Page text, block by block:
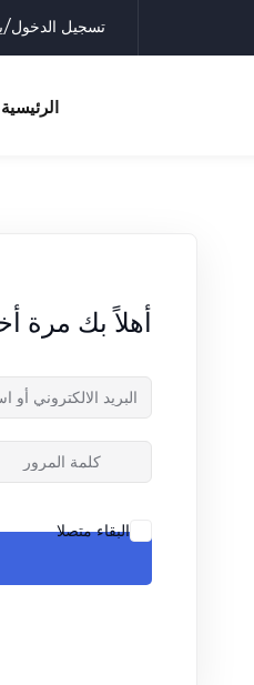
تسجيل
الرئيسية
أهلاً بك مرة
البقاء متصلا
up